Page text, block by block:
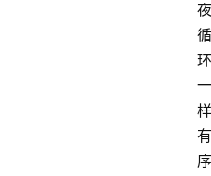
夜
循
环
一
样
有
序